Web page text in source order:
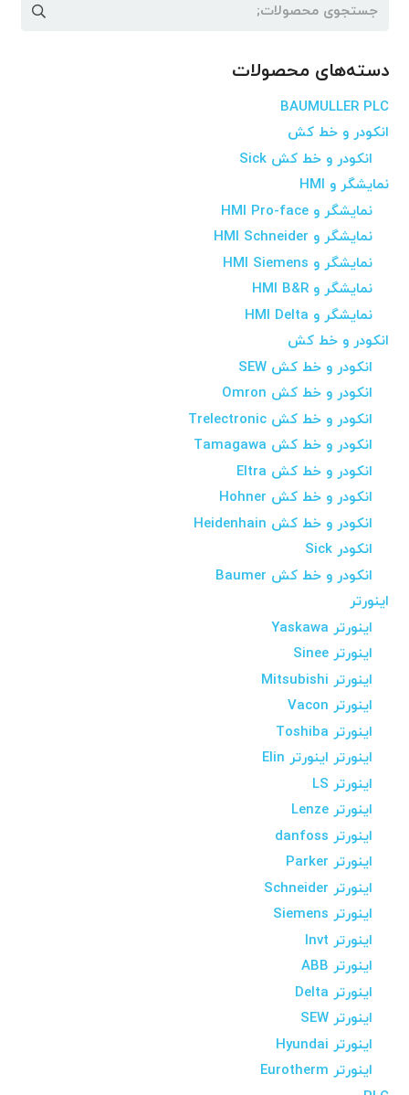
دسته‌های محصولات
BAUMULLER PLC
انکودر و خط کش
انکودر و خط کش Sick
نمایشگر و HMI
نمایشگر و HMI Pro-face
نمایشگر و HMI Schneider
نمایشگر و HMI Siemens
نمایشگر و HMI B&R
نمایشگر و HMI Delta
انکودر و خط کش
انکودر و خط کش SEW
انکودر و خط کش Omron
انکودر و خط کش Trelectronic
انکودر و خط کش Tamagawa
انکودر و خط کش Eltra
انکودر و خط کش Hohner
انکودر و خط کش Heidenhain
انکودر Sick
انکودر و خط کش Baumer
اینورتر
اینورتر Yaskawa
اینورتر Sinee
اینورتر Mitsubishi
اینورتر Vacon
اینورتر Toshiba
اینورتر اینورتر Elin
اینورتر LS
اینورتر Lenze
اینورتر danfoss
اینورتر Parker
اینورتر Schneider
اینورتر Siemens
اینورتر Invt
اینورتر ABB
اینورتر Delta
اینورتر SEW
اینورتر Hyundai
اینورتر Eurotherm